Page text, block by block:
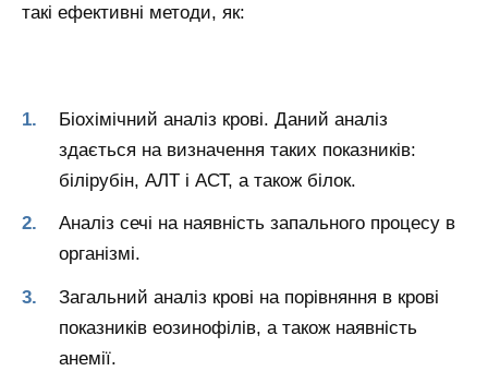
такі ефективні методи, як:
Біохімічний аналіз крові. Даний аналіз
здається на визначення таких показників:
білірубін, АЛТ і АСТ, а також білок.
Аналіз сечі на наявність запального процесу в
організмі.
Загальний аналіз крові на порівняння в крові
показників еозинофілів, а також наявність
анемії.